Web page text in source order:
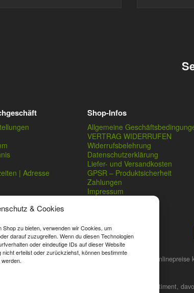
& Cookies
Shop zu bieten, verwenden wir Cookies, um
darauf zuzugreifen. Wenn du diesen Technologien
oder eindeutige IDs auf dieser Website
erteilst oder zurückziehst, können bestimmte
| Adresse
Shop-Infos
Allgemeine
VERTRAG WIDERRUFEN
Widerrufsbelehrung
Datenschutzerklärung
Liefer- und Versandkosten
GPSR – Produktsicherheit
Zahlungen
Impressum
Ladenpreise von Angelshop Gerstner. Unsere Onlinepreise
Codes und Aktionscodes gelten für das gesamte Sortiment,